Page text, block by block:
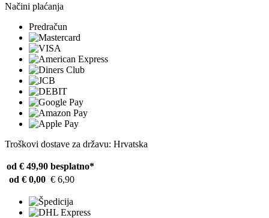
Načini plaćanja
Predračun
Troškovi dostave za državu: Hrvatska
od € 49,90 besplatno*
od € 0,00 € 6,90